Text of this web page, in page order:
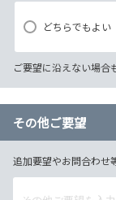
どちらでもよい
ご要望に沿えない場合
その他ご要望
追加要望やお問合わせ